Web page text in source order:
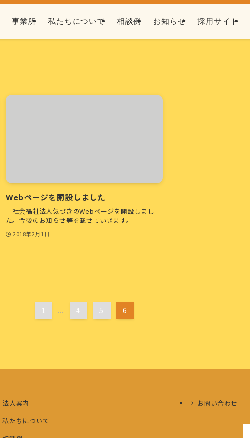
事業所 私たちについて 相談例 お知らせ 採用サイト
Webページを開設しました
社会福祉法人気づきのWebページを開設しまし
た。今後のお知らせ等を載せていきます。
2018年2月1日
1 ... 4 5 6
法人案内
私たちについて
お問い合わせ